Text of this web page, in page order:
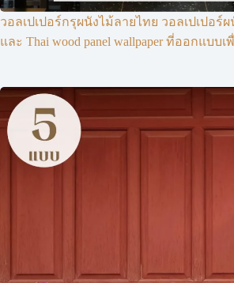
วอลเปเปอร์กรุผนังไม้ลายไทย วอลเปเปอร์
และ Thai wood panel wallpaper ที่ออกแบบ